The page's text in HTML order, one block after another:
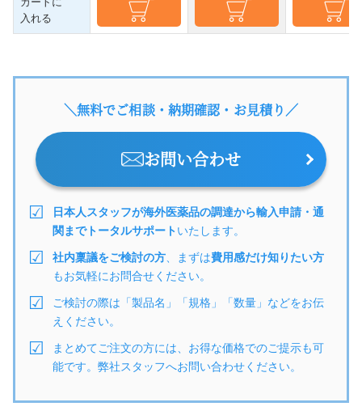
入れる
＼無料でご相談・納期確認・お見積り／
お問い合わせ
日本人スタッフが海外医薬品の調達から輸入申請・通
関までトータルサポートいたします。
社内稟議をご検討の方 、まずは費用感だけ知りたい方
もお気軽にお問合せください。
ご検討の際は「製品名」「規格」「数量」などをお伝
えください。
まとめてご注文の方には、お得な価格でのご提示も可
能です。弊社スタッフへお問い合わせください。